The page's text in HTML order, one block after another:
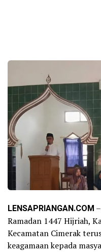
LENSAPRIANGAN.COM
Ramadan 1447 Hijriah,
Kecamatan Cimerak
keagamaan kepada